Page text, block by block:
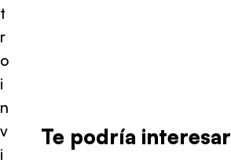
t
r
o
i
n
v
i
Te podría interesar